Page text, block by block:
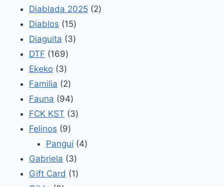
productos
Diablada 2025 22
Diablos 1515
productos
Diaguita 33
DTF 169169
productos
Ekeko 33
productos
Familia 22
productos
Fauna 9494
productos
FCK KST 33
Felinos 99
productos
Pangui 44
Gabriela 33
productos
Gift Card 11